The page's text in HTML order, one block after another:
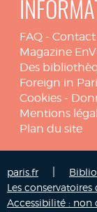
FAQ - Contact
Magazine
Des
Foreign in
Cookies -
Mentions
Plan du site
paris.fr
Les
Accessibilité : non